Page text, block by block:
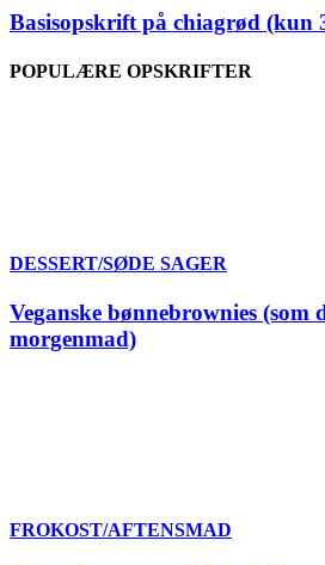
Basisopskrift på chiagrød (kun
POPULÆRE OPSKRIFTER
DESSERT/SØDE SAGER
Veganske bønnebrownies (som
morgenmad)
FROKOST/AFTENSMAD